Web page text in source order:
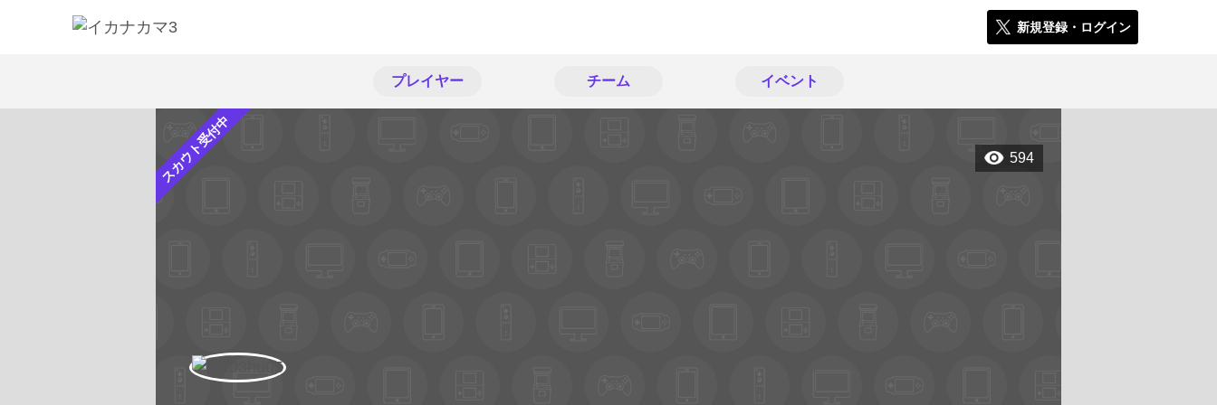
新規登録・ログイン
プレイヤー チーム イベント
スカウト受付中 594